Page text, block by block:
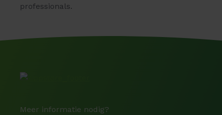
professionals.
Meer informatie nodig?